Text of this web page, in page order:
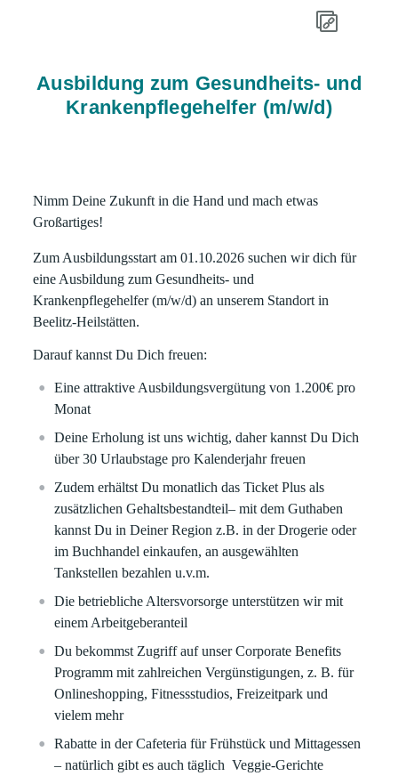
Ausbildung zum Gesundheits- und
Krankenpflegehelfer (m/w/d)
Nimm Deine Zukunft in die Hand und mach etwas
Großartiges!
Zum Ausbildungsstart am01.10.2026 suchen wir dich für
eine Ausbildung zumGesundheits- und
Krankenpflegehelfer (m/w/d) an unserem Standort in
Beelitz-Heilstätten.
Darauf kannst Du Dich freuen:
Eine attraktive Ausbildungsvergütung von 1.200€ pro
Monat
Deine Erholung ist uns wichtig, daher kannst Du Dich
über 30 Urlaubstage pro Kalenderjahr freuen
Zudem erhältst Du monatlich das Ticket Plus als
zusätzlichen Gehaltsbestandteil– mit dem Guthaben
kannst Du in Deiner Region z.B. in der Drogerie oder
im Buchhandel einkaufen, an ausgewählten
Tankstellen bezahlen u.v.m.
Die betriebliche Altersvorsorge unterstützen wir mit
einem Arbeitgeberanteil
Du bekommst Zugriff auf unser Corporate Benefits
Programm mit zahlreichen Vergünstigungen, z. B. für
Onlineshopping, Fitnessstudios, Freizeitpark und
vielem mehr
Rabatte in der Cafeteria für Frühstück und Mittagessen
– natürlich gibt es auch täglich Veggie-Gerichte